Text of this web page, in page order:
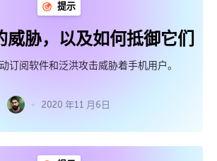
提示
威胁，以及如何抵御它们
订阅软件和泛洪攻击威胁着手机用户。
2020 年11 月6日